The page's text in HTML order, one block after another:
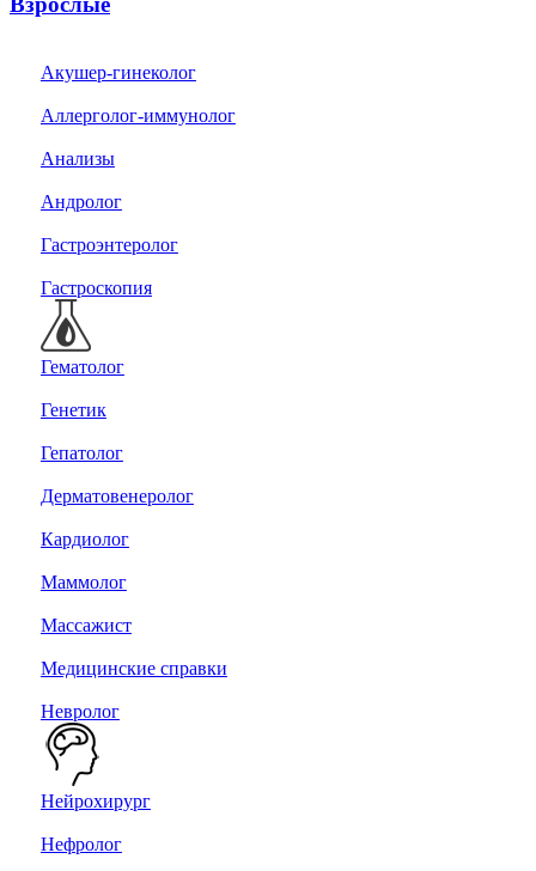
Акушер-гинеколог
Аллерголог-иммунолог
Анализы
Андролог
Гастроэнтеролог
Гастроскопия
Гематолог
Генетик
Гепатолог
Дерматовенеролог
Кардиолог
Маммолог
Массажист
Медицинские справки
Невролог
Нейрохирург
Нефролог